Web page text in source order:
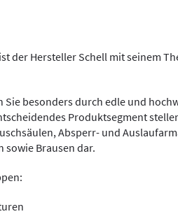
der Hersteller Schell mit seinem
Sie besonders durch edle und
Produktsegment
Absperr- und
Brausen dar.